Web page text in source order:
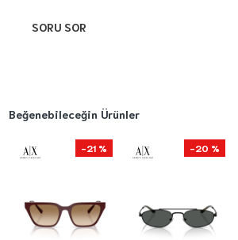
SORU SOR
Beğenebileceğin Ürünler
-21 % -20 %